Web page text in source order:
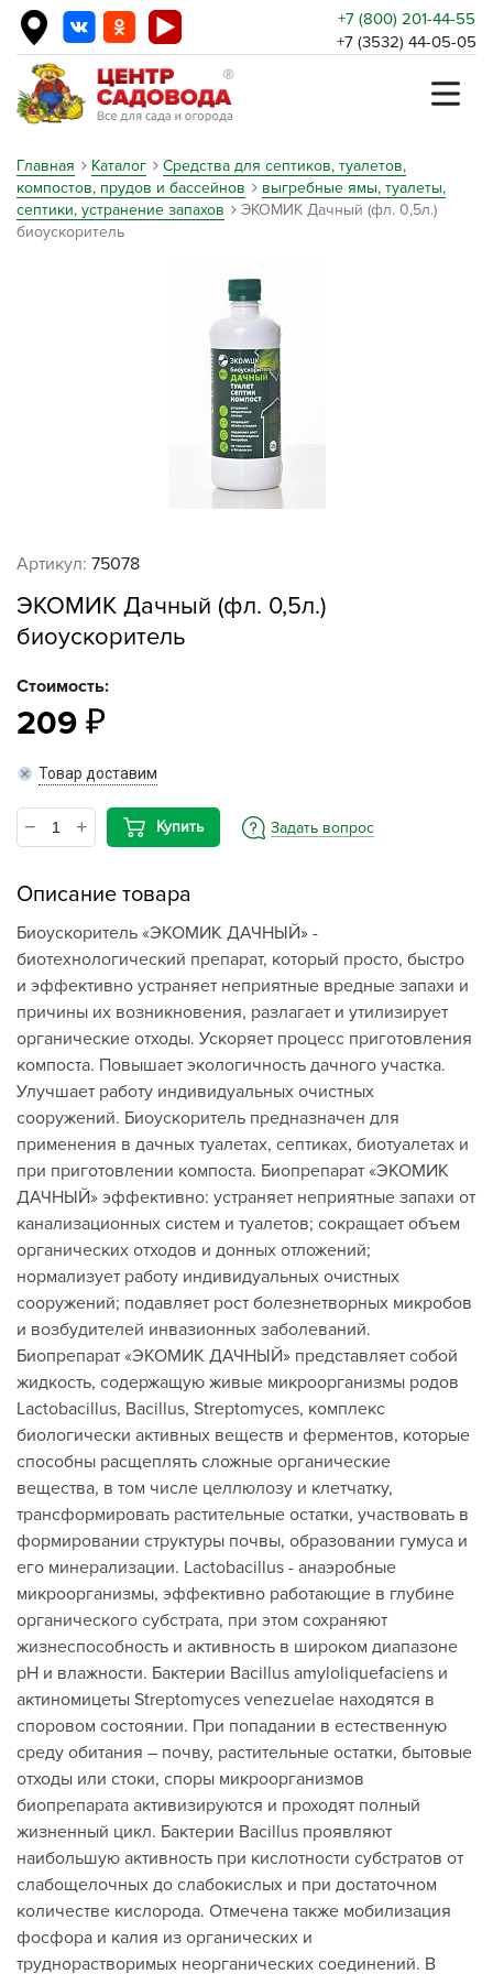
+7 (800) 201-44-55
+7 (3532) 44-05-05
Главная Каталог
Средства для септиков, туалетов,
компостов, прудов и бассейнов
выгребные ямы, туалеты,
септики, устранение запахов
ЭКОМИК Дачный (фл. 0,5л.)
биоускоритель
Артикул: 75078
ЭКОМИК Дачный (фл. 0,5л.)
биоускоритель
Стоимость:
209
Товар доставим
Купить Задать вопрос
Описание товара
Биоускоритель «ЭКОМИК ДАЧНЫЙ» -
биотехнологический препарат, который просто, быстро
и эффективно устраняет неприятные вредные запахи и
причины их возникновения, разлагает и утилизирует
органические отходы. Ускоряет процесс приготовления
компоста. Повышает экологичность дачного участка.
Улучшает работу индивидуальных очистных
сооружений. Биоускоритель предназначен для
применения в дачных туалетах, септиках, биотуалетах и
при приготовлении компоста. Биопрепарат «ЭКОМИК
ДАЧНЫЙ» эффективно: устраняет неприятные запахи от
канализационных систем и туалетов; сокращает объем
органических отходов и донных отложений;
нормализует работу индивидуальных очистных
сооружений; подавляет рост болезнетворных микробов
и возбудителей инвазионных заболеваний.
Биопрепарат «ЭКОМИК ДАЧНЫЙ» представляет собой
жидкость, содержащую живые микроорганизмы родов
Lactobacillus, Bacillus, Streptomyces, комплекс
биологически активных веществ и ферментов, которые
способны расщеплять сложные органические
вещества, в том числе целлюлозу и клетчатку,
трансформировать растительные остатки, участвовать в
формировании структуры почвы, образовании гумуса и
его минерализации. Lactobacillus - анаэробные
микроорганизмы, эффективно работающие в глубине
органического субстрата, при этом сохраняют
жизнеспособность и активность в широком диапазоне
рН и влажности. Бактерии Bacillus amyloliquefaciens и
актиномицеты Streptomyces venezuelae находятся в
споровом состоянии. При попадании в естественную
среду обитания – почву, растительные остатки, бытовые
отходы или стоки, споры микроорганизмов
биопрепарата активизируются и проходят полный
жизненный цикл. Бактерии Bacillus проявляют
наибольшую активность при кислотности субстратов от
слабощелочных до слабокислых и при достаточном
количестве кислорода. Отмечена также мобилизация
фосфора и калия из органических и
труднорастворимых неорганических соединений. В